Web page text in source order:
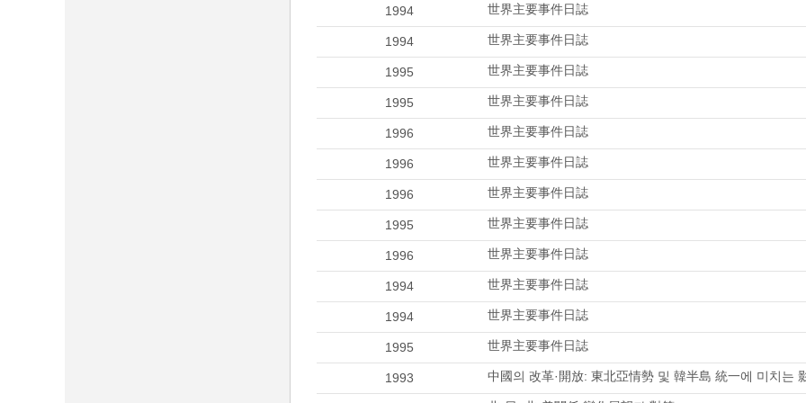
1994 世界主要事件日誌
1994 世界主要事件日誌
1995 世界主要事件日誌
1995 世界主要事件日誌
1996 世界主要事件日誌
1996 世界主要事件日誌
1996 世界主要事件日誌
1995 世界主要事件日誌
1996 世界主要事件日誌
1994 世界主要事件日誌
1994 世界主要事件日誌
1995 世界主要事件日誌
1993 中國의 改革·開放: 東北亞情勢 및 韓半島 統一에 미치는